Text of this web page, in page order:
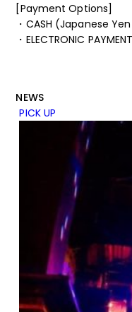
[Payment Options]
・CASH (Japanese
・ELECTRONIC
NEWS
PICK UP